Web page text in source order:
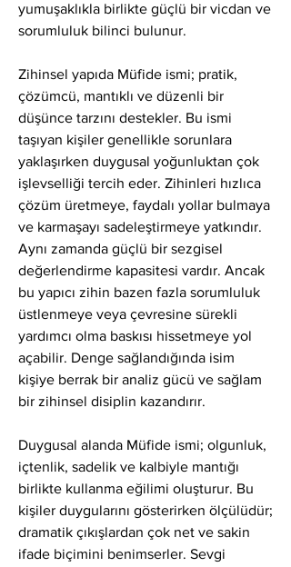
yumuşaklıkla birlikte güçlü bir vicdan ve
sorumluluk bilinci bulunur.
Zihinsel yapıda Müfide ismi; pratik,
çözümcü, mantıklı ve düzenli bir
düşünce tarzını destekler. Bu ismi
taşıyan kişiler genellikle sorunlara
yaklaşırken duygusal yoğunluktan çok
işlevselliği tercih eder. Zihinleri hızlıca
çözüm üretmeye, faydalı yollar bulmaya
ve karmaşayı sadeleştirmeye yatkındır.
Aynı zamanda güçlü bir sezgisel
değerlendirme kapasitesi vardır. Ancak
bu yapıcı zihin bazen fazla sorumluluk
üstlenmeye veya çevresine sürekli
yardımcı olma baskısı hissetmeye yol
açabilir. Denge sağlandığında isim
kişiye berrak bir analiz gücü ve sağlam
bir zihinsel disiplin kazandırır.
Duygusal alanda Müfide ismi; olgunluk,
içtenlik, sadelik ve kalbiyle mantığı
birlikte kullanma eğilimi oluşturur. Bu
kişiler duygularını gösterirken ölçülüdür;
dramatik çıkışlardan çok net ve sakin
ifade biçimini benimserler. Sevgi